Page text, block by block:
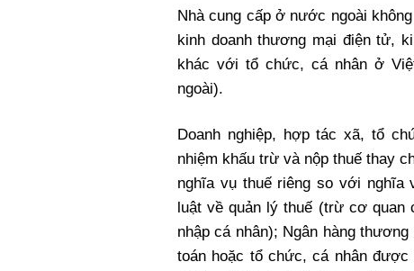
Nhà cung cấp ở nước ngoài
kinh doanh thương mại điện tử,
khác với tổ chức, cá nhân ở
ngoài).
Doanh nghiệp, hợp tác xã, tổ
nhiệm khấu trừ và nộp thuế thay
nghĩa vụ thuế riêng so với nghĩa
luật về quản lý thuế (trừ cơ
nhập cá nhân); Ngân hàng
toán hoặc tổ chức, cá nhân